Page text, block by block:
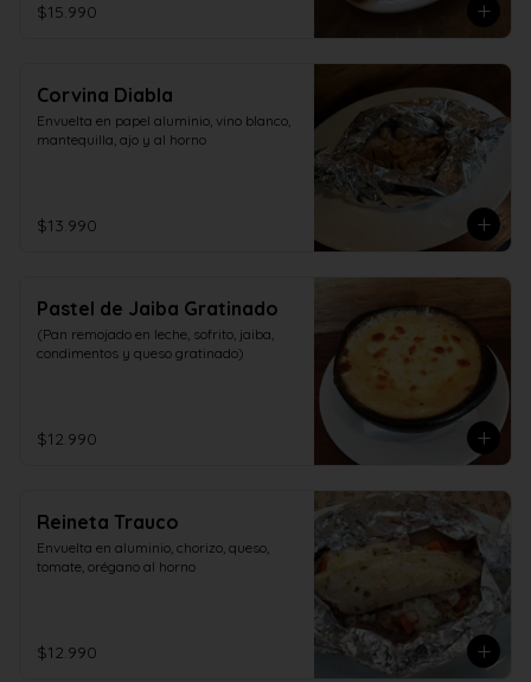
$15.990
Corvina Diabla
Envuelta en papel aluminio, vino blanco,
mantequilla, ajo y al horno
$13.990
Pastel de Jaiba Gratinado
(Pan remojado en leche, sofrito, jaiba,
condimentos y queso gratinado)
$12.990
Reineta Trauco
Envuelta en aluminio, chorizo, queso,
tomate, orégano al horno
$12.990